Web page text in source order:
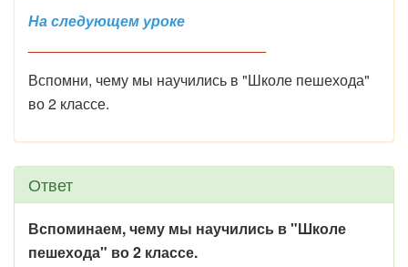
На следующем уроке
Вспомни, чему мы научились в "Школе пешехода"
во 2 классе.
Ответ
Вспоминаем, чему мы научились в "Школе
пешехода" во 2 классе.